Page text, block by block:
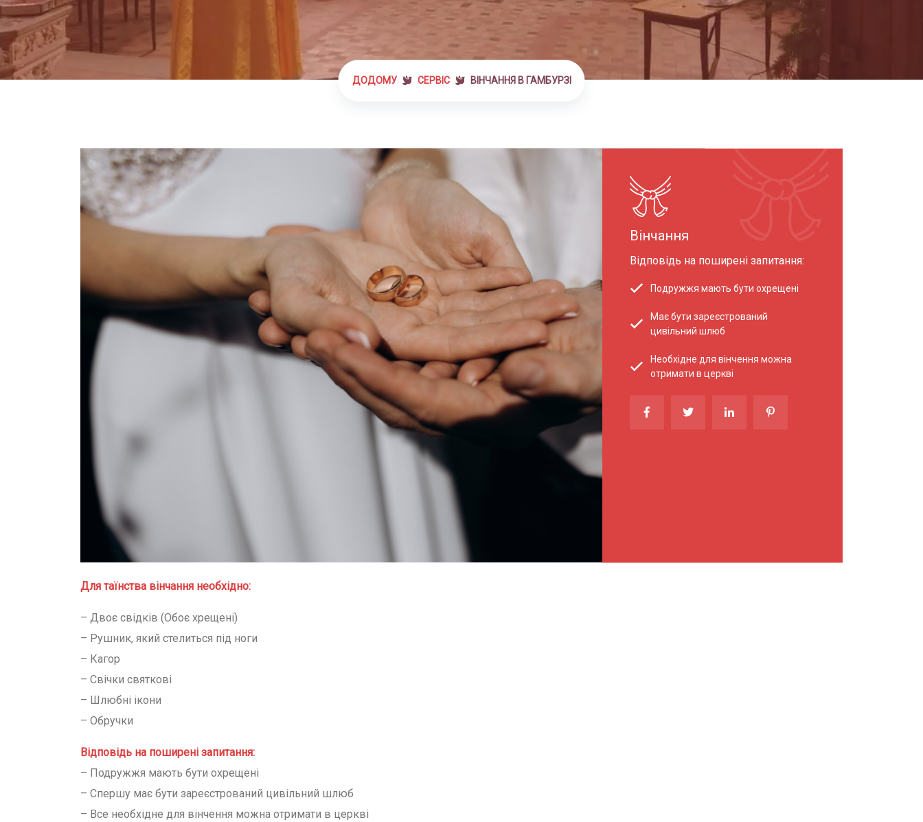
ДОДОМУ СЕРВІС ВІНЧАННЯ В ГАМБУРЗІ
Вінчання
Відповідь на поширені запитання:
Подружжя мають бути охрещені
Має бути зареєстрований
цивільний шлюб
Необхідне для вінчення можна
отримати в церкві
Для таїнства вінчання необхідно:
– Двоє свідків (Обоє хрещені)
– Рушник, який стелиться під ноги
– Кагор
– Свічки святкові
– Шлюбні ікони
– Обручки
Відповідь на поширені запитання:
– Подружжя мають бути охрещені
– Спершу має бути зареєстрований цивільний шлюб
– Все необхідне для вінчення можна отримати в церкві